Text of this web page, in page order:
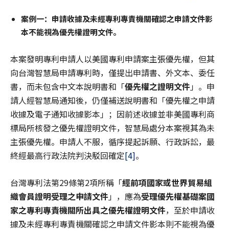
案例一：申請收據及未經專利專責機關確認之申請文件影
本不能視為優先權證明文件。
本案發明專利申請人以美國專利申請案主張優先權，但其
向台灣智慧局申請專利時，僅提出申請書、外文本、委任
書，而未包含中文本說明書和「優先權之證明文件」。申
請人經智慧局通知後，仍僅補送說明書和「優先權之申請
收據及電子通知收據影本」；因前述收據並非美國專利商
標局所核發之優先權證明文件，智慧局處分本案視其為未
主張優先權。申請人不服，循序提起訴願、行政訴訟，最
終經最高行政法院判決駁回確定[4]。
台灣專利法第29條第2項所稱「經前項國家或世界貿易組
織會員證明受理之申請文件」，應為受理優先權基礎案國
家之專利專責機關所出具之優先權證明文件，至於申請收
據及未經專利專責機關確認之申請文件影本則不能視為優